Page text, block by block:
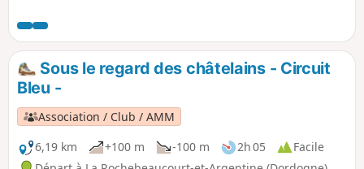
donnant une belle vue à 180°de Villebois Lavalette à
Vendoire. Passages en sous-bois et le long de la Nizonne
apporteront une touche fraicheur parfois bienvenue.
Hameaux de nos campagnes et châteaux dans le paysage
complèteront cette « Échappée Belle » .
Sous le regard des châtelains - Circuit
Bleu -
Association / Club / AMM
6,19 km
+100 m -100 m 2h 05
Facile